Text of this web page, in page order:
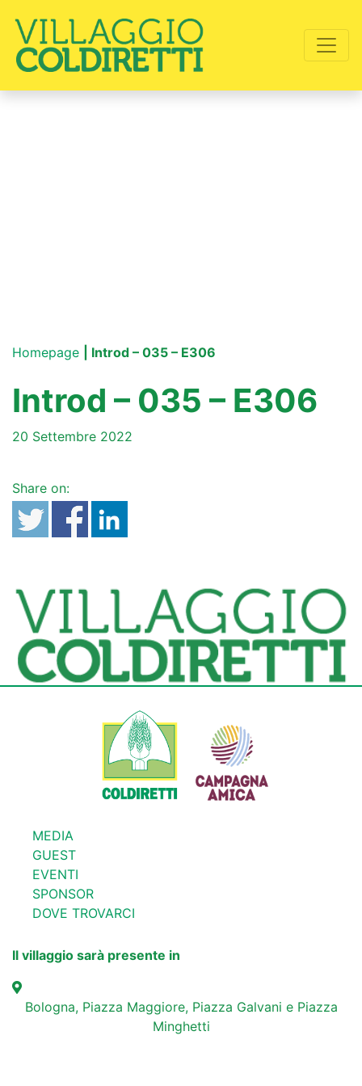
Homepage | Introd – 035 – E306
Introd – 035 – E306
20 Settembre 2022
Share on:
MEDIA
GUEST
EVENTI
SPONSOR
DOVE TROVARCI
Il villaggio sarà presente in
Bologna, Piazza Maggiore, Piazza Galvani e Piazza
Minghetti